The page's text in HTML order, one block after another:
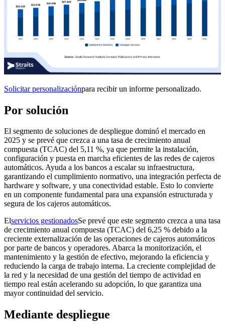
Solicitar personalizaciónpara recibir un informe personalizado.
Por solución
El segmento de soluciones de despliegue dominó el mercado en
2025 y se prevé que crezca a una tasa de crecimiento anual
compuesta (TCAC) del 5,11 %, ya que permite la instalación,
configuración y puesta en marcha eficientes de las redes de cajeros
automáticos. Ayuda a los bancos a escalar su infraestructura,
garantizando el cumplimiento normativo, una integración perfecta de
hardware y software, y una conectividad estable. Esto lo convierte
en un componente fundamental para una expansión estructurada y
segura de los cajeros automáticos.
Elservicios gestionadosSe prevé que este segmento crezca a una tasa
de crecimiento anual compuesta (TCAC) del 6,25 % debido a la
creciente externalización de las operaciones de cajeros automáticos
por parte de bancos y operadores. Abarca la monitorización, el
mantenimiento y la gestión de efectivo, mejorando la eficiencia y
reduciendo la carga de trabajo interna. La creciente complejidad de
la red y la necesidad de una gestión del tiempo de actividad en
tiempo real están acelerando su adopción, lo que garantiza una
mayor continuidad del servicio.
Mediante despliegue